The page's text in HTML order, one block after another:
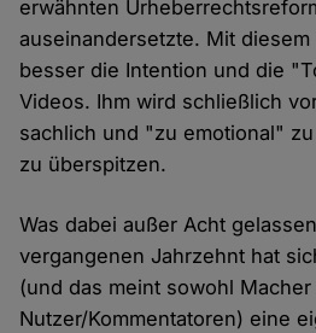
erwähnten
auseinandersetzte. Mit
besser die Intention und die
Videos. Ihm wird schließlich
sachlich und "zu emotional"
zu überspitzen.
Was dabei außer Acht
vergangenen Jahrzehnt hat
(und das meint sowohl Macher
Nutzer/Kommentatoren) eine